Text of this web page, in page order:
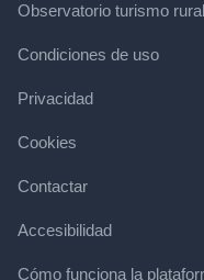
Observatorio turismo rural
Condiciones de uso
Privacidad
Cookies
Contactar
Accesibilidad
Cómo funciona la